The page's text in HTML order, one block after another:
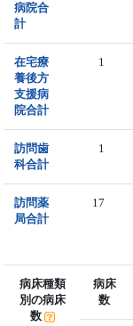
病院合
計
在宅療
養後方
支援病
院合計
1
訪問歯
科合計
1
訪問薬
局合計
17
病床種類
別の病床
数
病床
数